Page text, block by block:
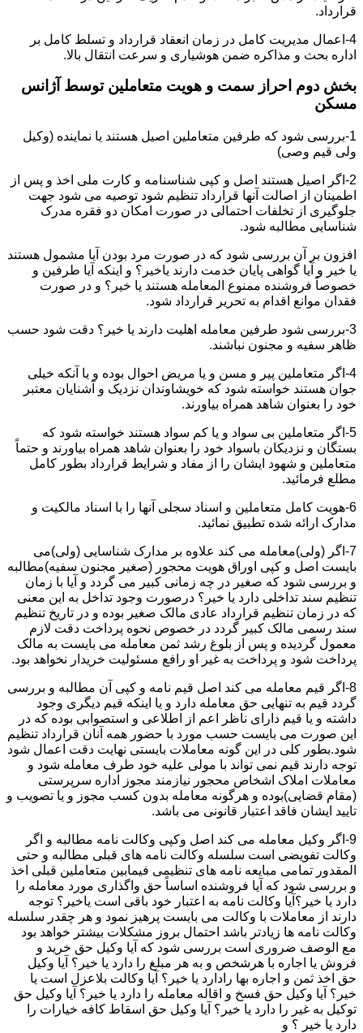
قرارداد.
4-اعمال مدیریت کامل در زمان انعقاد قرارداد و تسلط کامل بر
اداره بحث و مذاکره ضمن هوشیاری و سرعت انتقال بالا.
بخش دوم احراز سمت و هویت متعاملین توسط آژانس
مسکن
1-بررسی شود که طرفین متعاملین اصیل هستند یا نماینده (وکیل
ولی قیم وصی)
2-اگر اصیل هستند اصل و کپی شناسنامه و کارت ملی اخذ و پس از
اطمینان از اصالت آنها قرارداد تنظیم شود توصیه می شود جهت
جلوگیری از تخلفات احتمالی در صورت امکان دو فقره مدرک
شناسایی مطالبه شود.
افزون بر آن بررسی شود که در صورت مرد بودن آیا مشمول هستند
یا خیر و آیا گواهی پایان خدمت دارند یاخیر؟ و اینکه آیا طرفین و
خصوصاً فروشنده ممنوع المعامله هستند یا خیر؟ و در صورت
فقدان موانع اقدام به تحریر قرارداد شود.
3-بررسی شود طرفین معامله اهلیت دارند یا خیر؟ دقت شود حسب
ظاهر سفیه و مجنون نباشند.
4-اگر متعاملین پیر و مسن و یا مریض احوال بوده و یا آنکه خیلی
جوان هستند خواسته شود که خویشاوندان نزدیک و آشنایان معتبر
خود را بعنوان شاهد همراه بیاورند.
5-اگر متعاملین بی سواد و یا کم سواد هستند خواسته شود که
بستگان و نزدیکان باسواد خود را بعنوان شاهد همراه بیاورند و حتماً
متعاملین و شهود ایشان را از مفاد و شرایط قرارداد بطور کامل
مطلع فرمائید.
6-هویت کامل متعاملین و اسناد سجلی آنها را با اسناد مالکیت و
مدارک ارائه شده تطبیق نمائید.
7-اگر (ولی)معامله می کند علاوه بر مدارک شناسایی (ولی)می
بایست اصل و کپی اوراق هویت محجور (صغیر مجنون سفیه)مطالبه
و بررسی شود که صغیر در چه زمانی کبیر می گردد و آیا با زمان
تنظیم سند تداخلی دارد یا خیر؟ درصورت وجود تداخل به این معنی
که در زمان تنظیم قرارداد عادی مالک صغیر بوده و در تاریخ تنظیم
سند رسمی مالک کبیر گردد در خصوص نحوه پرداخت دقت لازم
معمول گردیده و پس از بلوغ رشد ثمن معامله می بایست به مالک
پرداخت شود و پرداخت به غیر او رافع مسئولیت خریدار نخواهد بود.
8-اگر قیم معامله می کند اصل قیم نامه و کپی آن مطالبه و بررسی
گردد قیم به تنهایی حق معامله دارد و یا اینکه قیم دیگری وجود
داشته و یا قیم دارای ناظر اعم از اطلاعی و استصوابی بوده که در
این صورت می بایست حسب مورد با حضور همه آنان قرارداد تنظیم
شود.بطور کلی در این گونه معاملات بایستی نهایت دقت اعمال شود
توجه دارند قیم نمی تواند با مولی علیه خود طرف معامله شود و
معاملات املاک اشخاص محجور نیازمند مجوز اداره سرپرستی
(مقام قضایی)بوده و هرگونه معامله بدون کسب مجوز و یا تصویب و
تایید ایشان فاقد اعتبار قانونی می باشد.
9-اگر وکیل معامله می کند اصل وکپی وکالت نامه مطالبه و اگر
وکالت تفویضی است سلسله وکالت نامه های قبلی مطالبه و حتی
المقدور تمامی مبایعه نامه های تنظیمی فیمابین متعاملین قبلی اخذ
و بررسی شود که آیا فروشنده اساساً حق واگذاری مورد معامله را
دارد یا خیر؟آیا وکالت نامه به اعتبار خود باقی است یاخیر؟ توجه
دارند از معاملات با وکالت می بایست پرهیز نمود و هر چقدر سلسله
وکالت نامه ها زیادتر باشد احتمال بروز مشکلات بیشتر خواهد بود
مع الوصف ضروری است بررسی شود که آیا وکیل حق خرید و
فروش یا اجاره با هرشخص و به هر مبلغ را دارد یا خیر؟ آیا وکیل
حق اخذ ثمن و اجاره بها رادارد یا خیر؟ آیا وکالت بلاعزل است یا
خیر؟ آیا وکیل حق فسخ و اقاله معامله را دارد یا خیر؟ آیا وکیل حق
توکیل به غیر را دارد یا خیر؟ آیا وکیل حق اسقاط کافه خیارات را
دارد یا خیر ؟ و